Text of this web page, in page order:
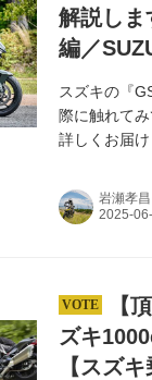
解説し
編／
スズキの『
際に触れて
詳しくお届け
岩瀬孝
【
ズキ
【スズ